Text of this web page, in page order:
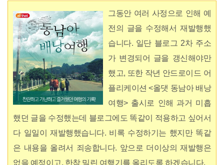
그동안 여러 사정으로 인해 예
전의 글을 수정해서 재발행했
습니다. 일단 블로그 2차 주소
가 변경되어 글을 갱신해야만
했고, 또한 작년 안드로이드 어
플리케이션 <올댓 동남아 배낭
여행> 출시로 인해 과거 미흡
했던 글을 수정했는데 블로그에도 똑같이 적용하고 싶어서
다 일일이 재발행했습니다. 비록 수정하기는 했지만 똑같
은 내용을 올려서 죄송합니다. 앞으로 더이상의 재발행은
없을 예정이고, 한참 밀린 여행기를 올리도록 하겠습니다.